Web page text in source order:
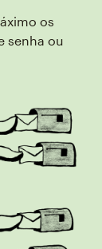
os
senha ou